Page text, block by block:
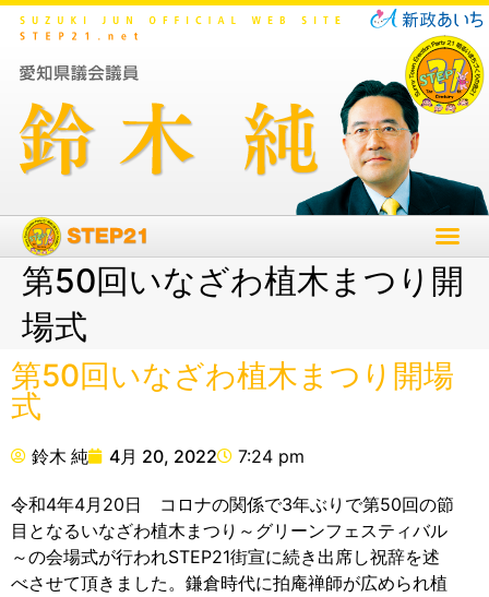
第50回いなざわ植木まつり開
場式
第50回いなざわ植木まつり開場
式
鈴木 純 4月 20, 2022 7:24 pm
令和4年4月20日 コロナの関係で3年ぶりで第50回の節
目となるいなざわ植木まつり～グリーンフェスティバル
～の会場式が行われSTEP21街宣に続き出席し祝辞を述
べさせて頂きました。鎌倉時代に拍庵禅師が広められ植